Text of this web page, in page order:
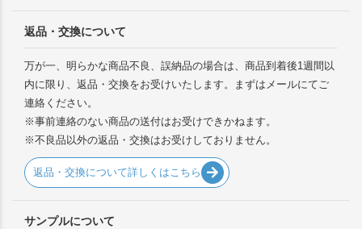
返品・交換について
万が一、明らかな商品不良、誤納品の場合は、商品到着後1週間以
内に限り、返品・交換をお受けいたします。まずはメールにてご
連絡ください。
※事前連絡のない商品の送付はお受けできかねます。
※不良品以外の返品・交換はお受けしておりません。
返品・交換について詳しくはこちら
サンプルについて